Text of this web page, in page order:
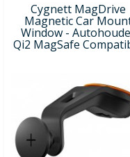
Cygnett MagDrive
Magnetic Car
Window -
Qi2 MagSafe